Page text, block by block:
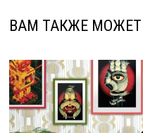
ВАМ ТАКЖЕ